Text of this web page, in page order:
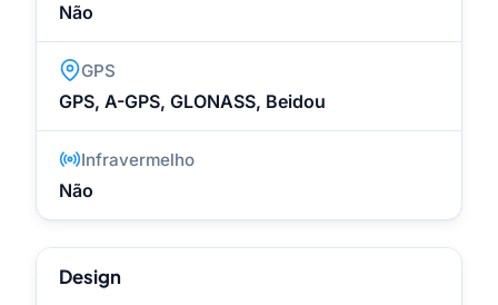
Não
GPS
GPS, A-GPS, GLONASS, Beidou
Infravermelho
Não
Design